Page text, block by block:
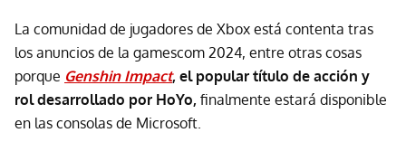
La comunidad de jugadores de Xbox está contenta tras
los anuncios de la gamescom 2024, entre otras cosas
porque Genshin Impact, el popular título de acción y
rol desarrollado por HoYo, finalmente estará disponible
en las consolas de Microsoft.